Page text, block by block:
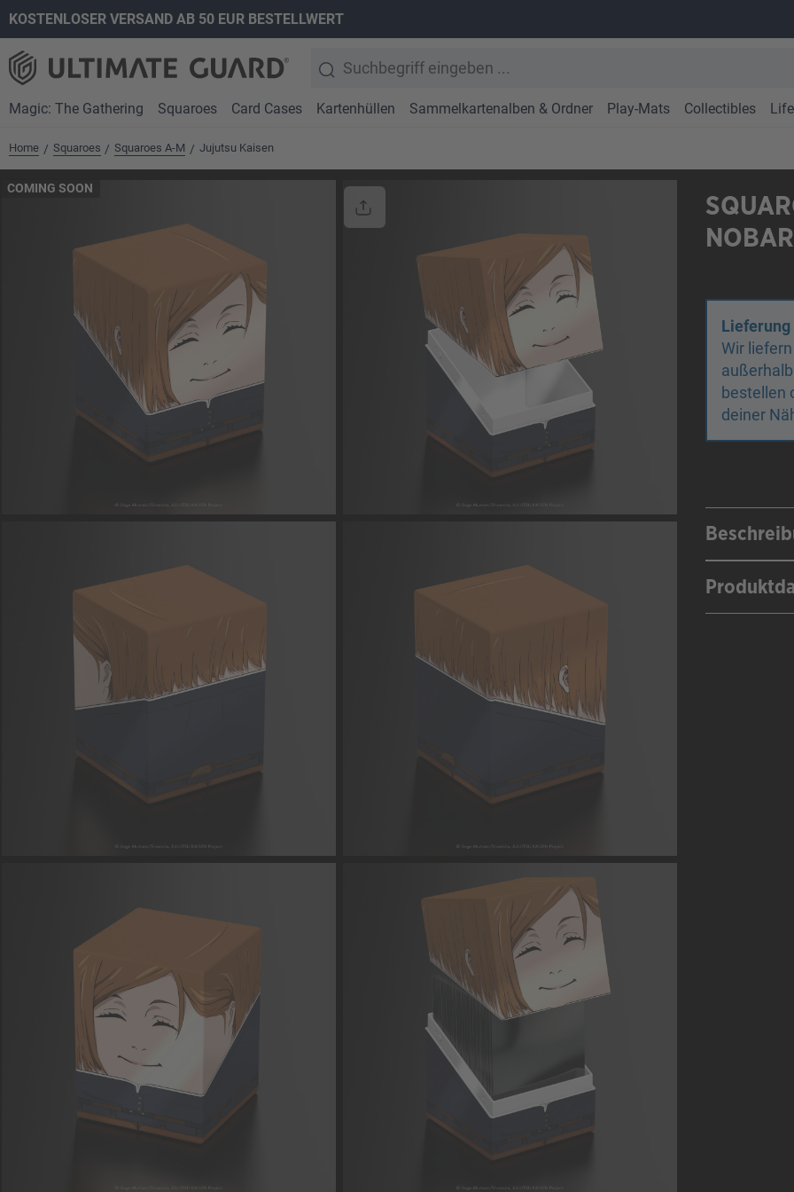
Zur Hauptnavigation springen
KOSTENLOSER VERSAND AB 50 EUR BESTELLWERT
Magic: The Gathering Squaroes Card Cases Kartenhüllen Sammelkartenalben & Ordner Play-Mats Collectibles
Home / Squaroes / Squaroes A-M / Jujutsu Kaisen
COMING SOON
Lieferung
Wir
bestellen
deiner